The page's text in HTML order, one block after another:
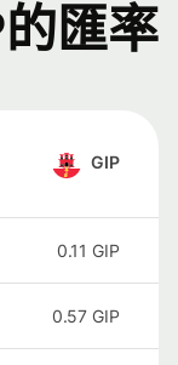
匯率
GIP
0.11 GIP
0.57 GIP